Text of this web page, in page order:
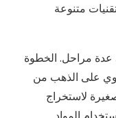
متنوعة
مراحل. الخطوة
على الذهب من
لاستخراج